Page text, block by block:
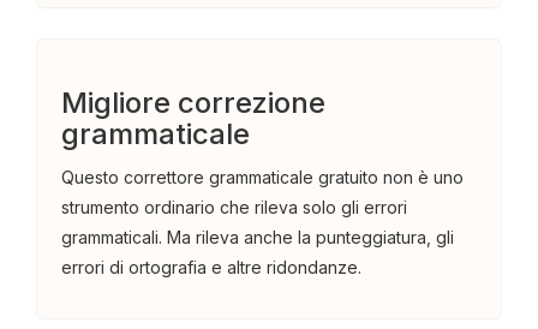
Migliore correzione
grammaticale
Questo correttore grammaticale gratuito non è uno
strumento ordinario che rileva solo gli errori
grammaticali. Ma rileva anche la punteggiatura, gli
errori di ortografia e altre ridondanze.